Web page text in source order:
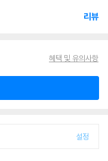
리뷰
혜택 및 유의사항
설정